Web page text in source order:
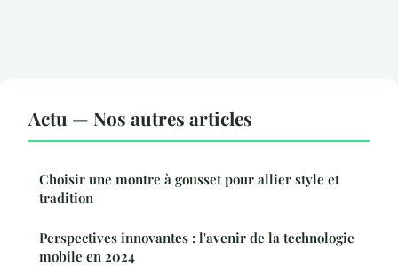
Actu — Nos autres articles
Choisir une montre à gousset pour allier style et
tradition
Perspectives innovantes : l'avenir de la technologie
mobile en 2024